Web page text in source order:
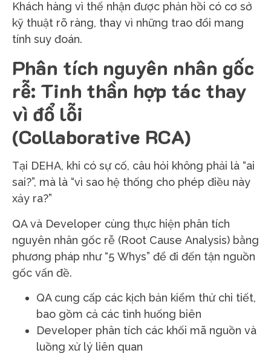
Khách hàng vì thế nhận được phản hồi có cơ sở
kỹ thuật rõ ràng, thay vì những trao đổi mang
tính suy đoán.
Phân tích nguyên nhân gốc
rễ: Tinh thần hợp tác thay
vì đổ lỗi
(Collaborative RCA)
Tại DEHA, khi có sự cố, câu hỏi không phải là “ai
sai?”, mà là “vì sao hệ thống cho phép điều này
xảy ra?”
QA và Developer cùng thực hiện phân tích
nguyên nhân gốc rễ (Root Cause Analysis) bằng
phương pháp như “5 Whys” để đi đến tận nguồn
gốc vấn đề.
QA cung cấp các kịch bản kiểm thử chi tiết,
bao gồm cả các tình huống biên
Developer phân tích các khối mã nguồn và
luồng xử lý liên quan